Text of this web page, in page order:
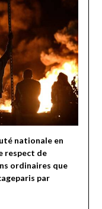
nationale en
respect de
ordinaires que
par